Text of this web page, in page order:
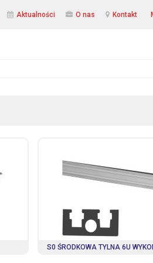
Aktualności O nas Kontakt
S0 ŚRODKOWA TYLNA 6U